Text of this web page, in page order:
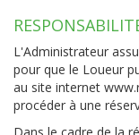
L'Administrateur
pour que le Loueur
au site internet
procéder à une